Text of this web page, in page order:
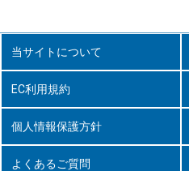
当サイトについて
EC利用規約
個人情報保護方針
よくあるご質問